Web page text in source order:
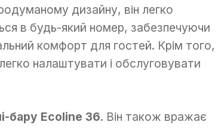
дизайну, він легко
в будь-який номер, забезпечуючи
комфорт для гостей. Крім того,
налаштувати і обслуговувати
бару Ecoline 36. Він також вражає